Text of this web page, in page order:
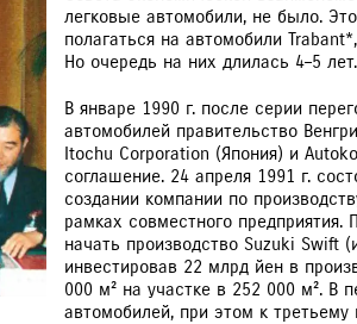
JIMNY
SUZUKI
ТО
легковые автомобили, не было.
полагаться на автомобили
Но очередь на них длилась 4–5 лет.
В январе 1990 г. после серии
автомобилей правительство
Itochu Corporation (Япония) и
соглашение. 24 апреля 1991 г.
создании компании по
рамках совместного
начать производство Suzuki Swift
инвестировав 22 млрд йен в
000 м² на участке в 252 000 м². В
автомобилей, при этом к